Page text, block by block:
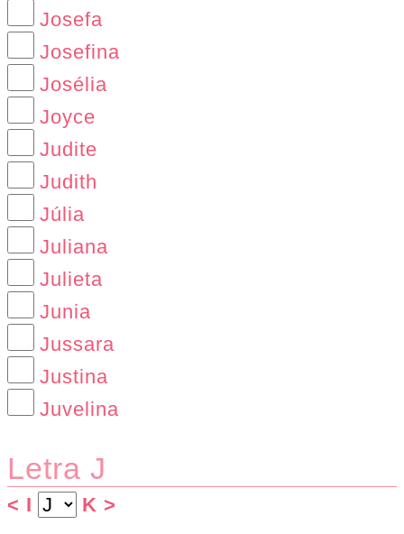
Josefa
Josefina
Josélia
Joyce
Judite
Judith
Júlia
Juliana
Julieta
Junia
Jussara
Justina
Juvelina
Letra J
< I K >